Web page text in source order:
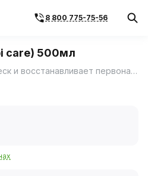
8 800 775-75-56
care) 500мл
Придает интенсивный блеск и восстанавливает первоначальный цвет покрышек, резиновых уплотнителей и деталей из пластика.